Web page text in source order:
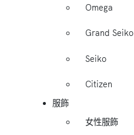
Omega
Grand Seiko
Seiko
Citizen
服飾
女性服飾